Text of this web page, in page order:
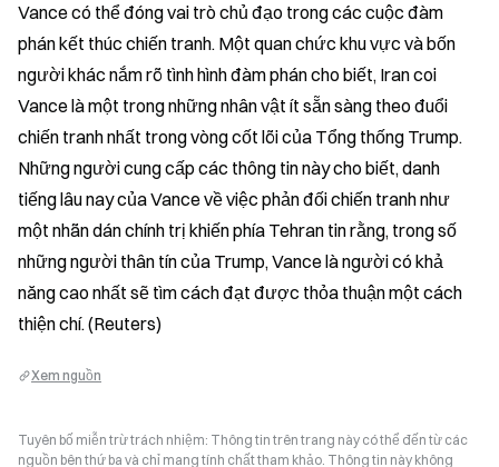
Vance có thể đóng vai trò chủ đạo trong các cuộc đàm
phán kết thúc chiến tranh. Một quan chức khu vực và bốn
người khác nắm rõ tình hình đàm phán cho biết, Iran coi
Vance là một trong những nhân vật ít sẵn sàng theo đuổi
chiến tranh nhất trong vòng cốt lõi của Tổng thống Trump.
Những người cung cấp các thông tin này cho biết, danh
tiếng lâu nay của Vance về việc phản đối chiến tranh như
một nhãn dán chính trị khiến phía Tehran tin rằng, trong số
những người thân tín của Trump, Vance là người có khả
năng cao nhất sẽ tìm cách đạt được thỏa thuận một cách
thiện chí. (Reuters)
Xem nguồn
Tuyên bố miễn trừ trách nhiệm: Thông tin trên trang này có thể đến từ các
nguồn bên thứ ba và chỉ mang tính chất tham khảo. Thông tin này không